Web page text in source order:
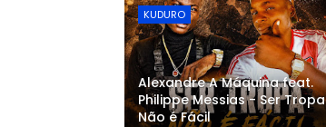
KUDURO
Alexandre A Máquina feat.
Philippe Messias - Ser Tropa
Não é Fácil